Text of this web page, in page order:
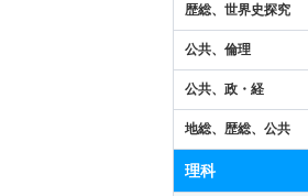
歴総、世界史探究
公共、倫理
公共、政・経
地総、歴総、公共
理科